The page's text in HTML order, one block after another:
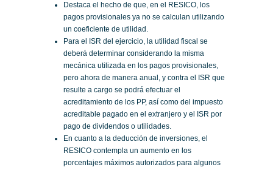
Destaca el hecho de que, en el RESICO, los
pagos provisionales ya no se calculan utilizando
un coeficiente de utilidad.
Para el ISR del ejercicio, la utilidad fiscal se
deberá determinar considerando la misma
mecánica utilizada en los pagos provisionales,
pero ahora de manera anual, y contra el ISR que
resulte a cargo se podrá efectuar el
acreditamiento de los PP, así como del impuesto
acreditable pagado en el extranjero y el ISR por
pago de dividendos o utilidades.
En cuanto a la deducción de inversiones, el
RESICO contempla un aumento en los
porcentajes máximos autorizados para algunos